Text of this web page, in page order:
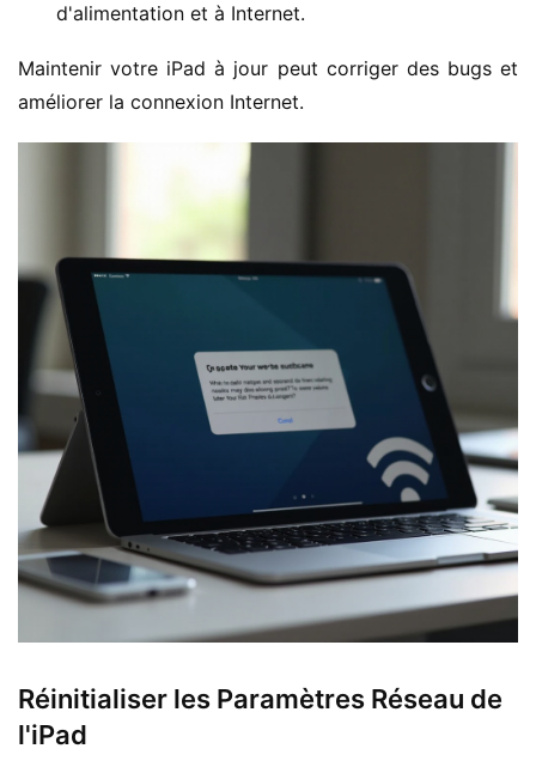
d'alimentation et à Internet.
Maintenir votre iPad à jour peut corriger des bugs et
améliorer la connexion Internet.
Réinitialiser les Paramètres Réseau de
l'iPad